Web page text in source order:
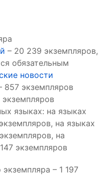
– 20 239 экземпляров,
обязательным
новости
857 экземпляров
языках: на языках
на языках
на
экземпляров
экземпляра – 1 197